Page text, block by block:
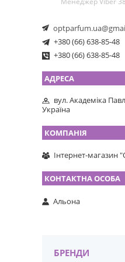
+380 (66) 638-85-48
+380 (66) 638-85-48
вул. Академіка
Україна
Інтернет-магазин
Альона
БРЕНДИ